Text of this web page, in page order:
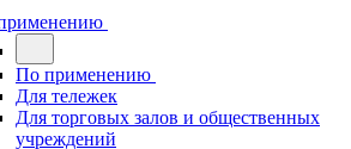
По применению
Для тележек
Для торговых залов и общественных
учреждений